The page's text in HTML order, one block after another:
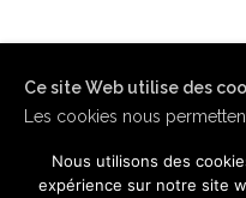
Ce site Web utilise des
Les cookies nous
Vous consentez à nos
Nous utilisons des
expérience sur notre site